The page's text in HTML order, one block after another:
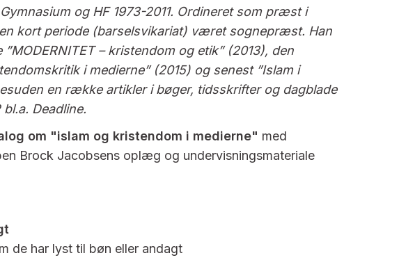
og HF 1973-2011. Ordineret som præst i
kort periode (barselsvikariat) været sognepræst. Han
– kristendom og etik” (2013), den
i medierne” (2015) og senest ”Islam i
en række artikler i bøger, tidsskrifter og dagblade
Deadline.
om "islam og kristendom i medierne" med
Brock Jacobsens oplæg og undervisningsmateriale
de har lyst til bøn eller andagt